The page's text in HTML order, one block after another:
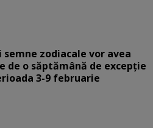
semne zodiacale vor avea
de o săptămână de excepție
3-9 februarie